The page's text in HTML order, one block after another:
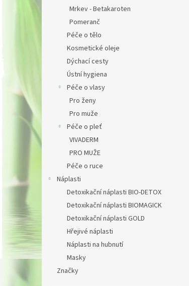
Mrkev - Betakaroten
Pomeranč
Péče o tělo
Kosmetické oleje
Dýchací cesty
Ústní hygiena
Péče o vlasy
Pro ženy
Pro muže
Péče o pleť
VIVADERM
PRO MUŽE
Péče o ruce
Náplasti
Detoxikační náplasti BIO-DETOX
Detoxikační náplasti BIOMAGICK
Detoxikační náplasti GOLD
Hřejivé náplasti
Náplasti na hubnutí
Masky
Značky